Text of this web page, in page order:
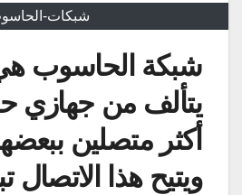
شبكات-
شبكة الحاسوب
يتألف من جهازي
أكثر متصلين
ويتيح هذا الاتصال